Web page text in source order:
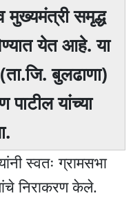
मुख्यमंत्री समृद्ध
येत आहे. या
बुलढाणा)
पाटील यांच्या
स्वतः ग्रामसभा
निराकरण केले.